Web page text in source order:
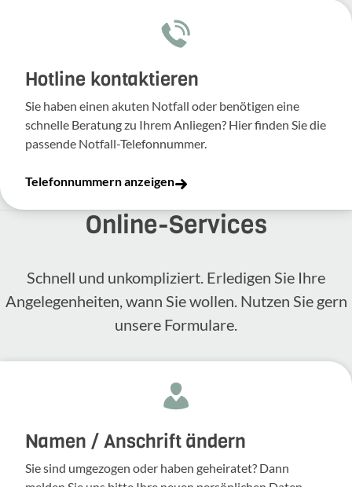
Hotline kontaktieren
Sie haben einen akuten Notfall oder benötigen eine
schnelle Beratung zu Ihrem Anliegen? Hier finden Sie die
passende Notfall-Telefonnummer.
Telefonnummern anzeigen
Online-​Services
Schnell und unkompliziert. Erledigen Sie Ihre
Angelegenheiten, wann Sie wollen. Nutzen Sie gern
unsere Formulare.
Namen / Anschrift ändern
Sie sind umgezogen oder haben geheiratet? Dann